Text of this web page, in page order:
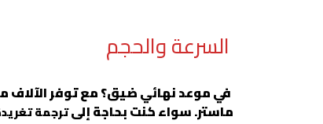
السرعة والحجم
في موعد نهائي ضيق؟ مع توفر الآلاف
ماستر. سواء كنت بحاجة إلىترجمة